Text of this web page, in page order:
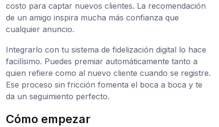
costo para captar nuevos clientes. La recomendación
de un amigo inspira mucha más confianza que
cualquier anuncio.
Integrarlo con tu sistema de fidelización digital lo hace
facilísimo. Puedes premiar automáticamente tanto a
quien refiere como al nuevo cliente cuando se registre.
Ese proceso sin fricción fomenta el boca a boca y te
da un seguimiento perfecto.
Cómo empezar